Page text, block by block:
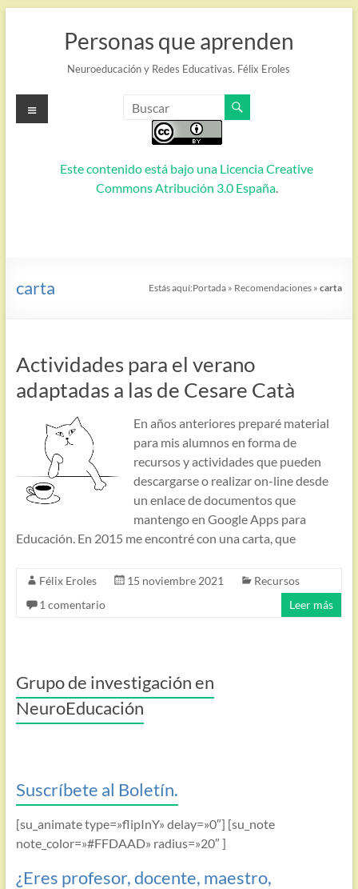
Personas que aprenden
Neuroeducación y Redes Educativas. Félix Eroles
Este contenido está bajo una Licencia Creative
Commons Atribución 3.0 España.
Menú
carta Estás aquí:Portada » Recomendaciones »carta
Actividades para el verano
adaptadas a las de Cesare Catà
En años anteriores preparé material
para mis alumnos en forma de
recursos y actividades que pueden
descargarse o realizar on-line desde
un enlace de documentos que
mantengo en Google Apps para
Educación. En 2015 me encontré con una carta, que
Félix Eroles 15 noviembre 2021
Recursos
1 comentario
Leer más
Grupo de investigación en
NeuroEducación
Suscríbete al Boletín.
[su_animate type=»flipInY» delay=»0″] [su_note
note_color=»#FFDAAD» radius=»20″ ]
¿Eres profesor, docente, maestro,